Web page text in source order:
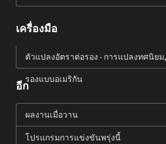
เครื่องมือ
ตัวแปลงอัตราต่อรอง - การแปลงทศนิย
รองแบบอเมริกัน
อีก
ผลงานเมื่อวาน
โปรแกรมการแข่งขันพรุ่งนี้